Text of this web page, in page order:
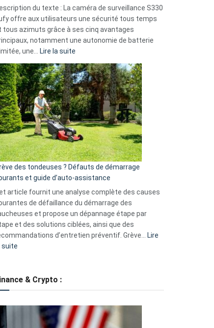
données
menace
Facebook,
Telegram
GitHub
du texte : La caméra de surveillance S330
offre aux utilisateurs une sécurité tous temps
tous azimuts grâce à ses cinq avantages
notamment une autonomie de batterie
une… Lire la suite
Comment
choisir
une
caméra
de
surveillance
?
5
avantages
essentiels
de
la
S330
eufy
des tondeuses ? Défauts de démarrage
et guide d’auto-assistance
article fournit une analyse complète des causes
de défaillance du démarrage des
et propose un dépannage étape par
et des solutions ciblées, ainsi que des
d’entretien préventif. Grève… Lire
suite
tondeuses
démarrage
& Crypto :